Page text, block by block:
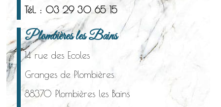
Tél. : 03 29 30 65 15
Plombières les Bains
14 rue des Ecoles
Granges de Plombières
88370 Plombières les Bains